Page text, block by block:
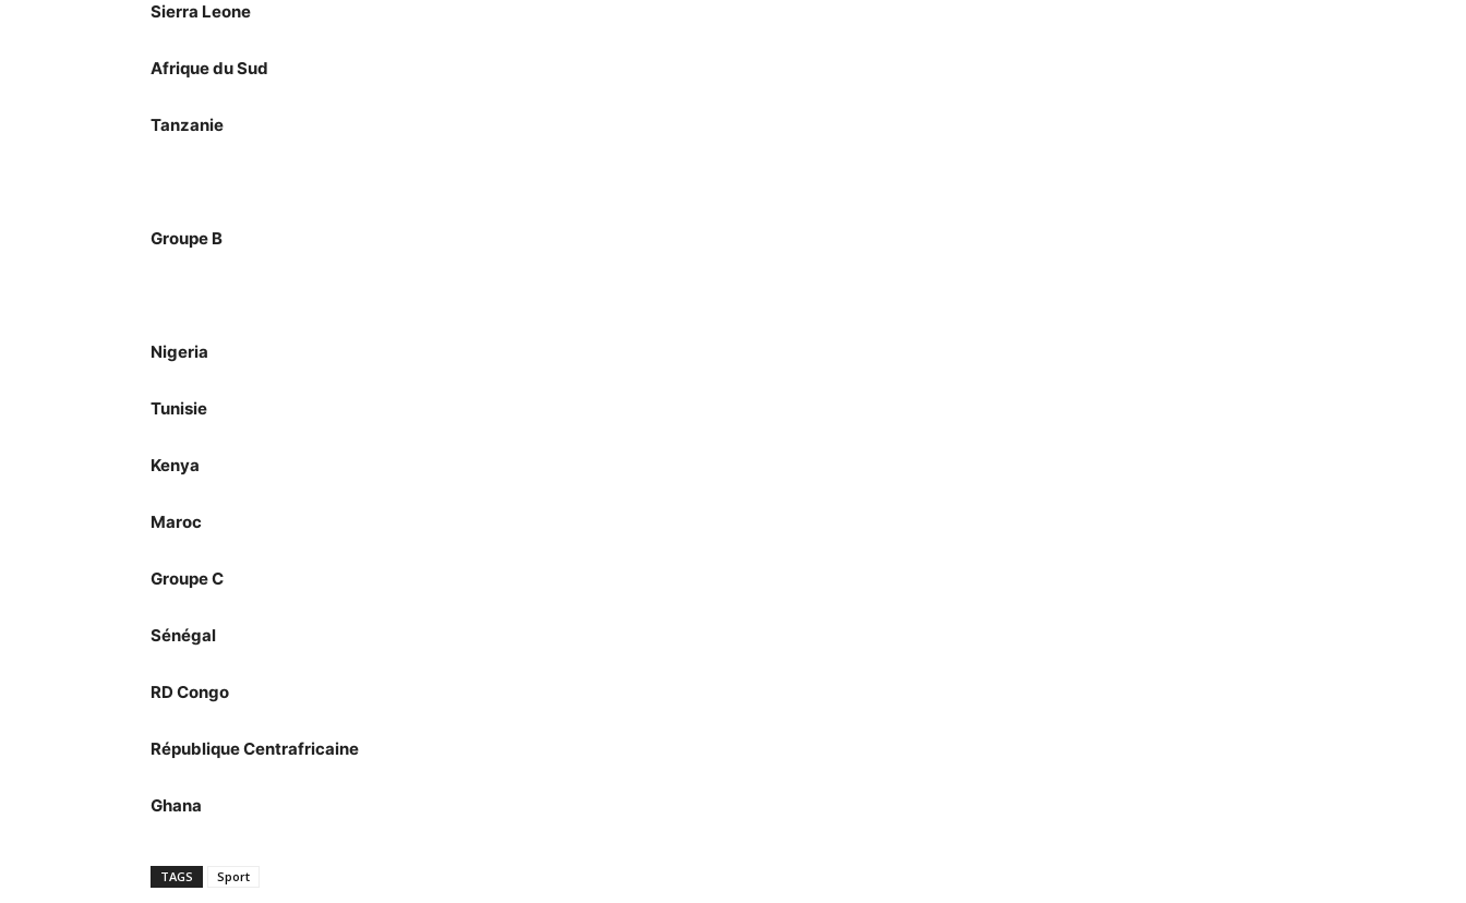
Sierra Leone
Afrique du Sud
Tanzanie
Groupe B
Nigeria
Tunisie
Kenya
Maroc
Groupe C
Sénégal
RD Congo
République Centrafricaine
Ghana
TAGS Sport